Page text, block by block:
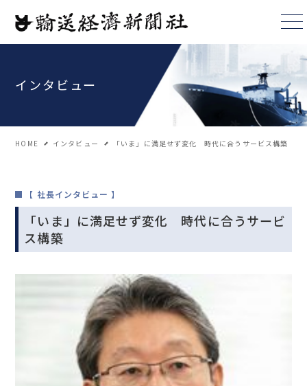
インタビュー
HOME インタビュー 「いま」に満足せず変化 時代に合うサービス構築
【 社長インタビュー 】
「いま」に満足せず変化 時代に合うサービ
ス構築